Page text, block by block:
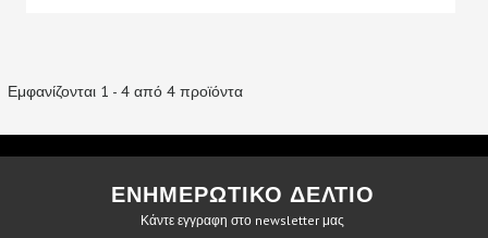
Εμφανίζονται 1 - 4 από 4 προϊόντα
ΕΝΗΜΕΡΩΤΙΚΟ ΔΕΛΤΙΟ
Κάντε εγγραφη στο newsletter μας